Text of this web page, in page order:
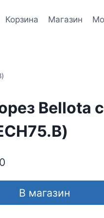
Корзина Магазин
Bellota
В магазин